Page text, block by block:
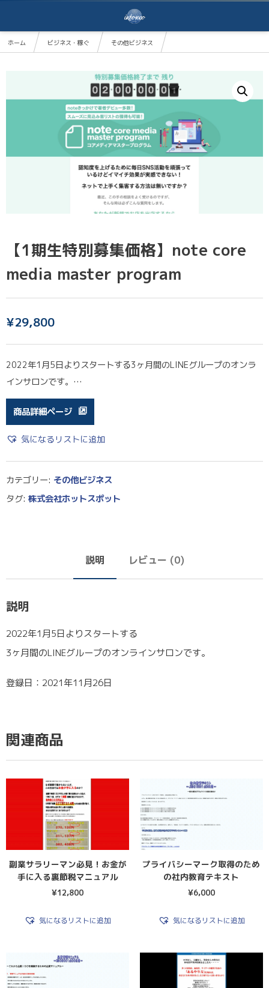
ホーム ビジネス・稼ぐ
その他ビジネス
【1期生特別募集価格】note core
media master program
¥29,800
2022年1月5日よりスタートする3ヶ月間のLINEグループのオンラ
インサロンです。…
商品詳細ページ
気になるリストに追加
カテゴリー: その他ビジネス
タグ: 株式会社ホットスポット
説明 レビュー (0)
説明
2022年1月5日よりスタートする
3ヶ月間のLINEグループのオンラインサロンです。
登録日：2021年11月26日
関連商品
副業サラリーマン必見！お金が
手に入る裏節税マニュアル
¥12,800
気になるリストに追加
プライバシーマーク取得のため
の社内教育テキスト
¥6,000
気になるリストに追加